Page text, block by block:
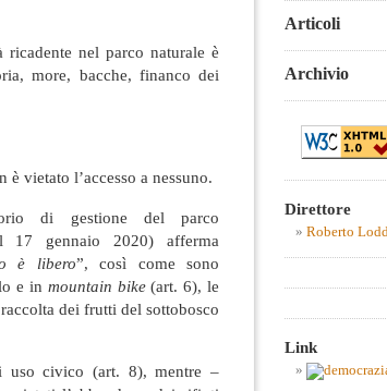
nel parco naturale è
more, bacche, financo dei
vietato l’accesso a nessuno.
di gestione del parco
17 gennaio 2020) afferma
è libero”, così come sono
e in mountain bike(art. 6), le
dei frutti del sottobosco
uso civico (art. 8), mentre –
Articoli
Archivio
Direttore
Roberto
Link